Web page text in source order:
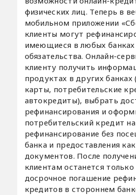
физических лиц. Теперь в
мобильном приложении
клиенты могут
имеющиеся в любых
обязательства. Онлайн-
клиенту получить
продуктах в других
карты, потребительские
автокредиты), выбрать
рефинансирования и
потребительский кредит на
рефинансирование без
банка и предоставления
документов. После
клиентам останется
досрочное погашение
кредитов в стороннем